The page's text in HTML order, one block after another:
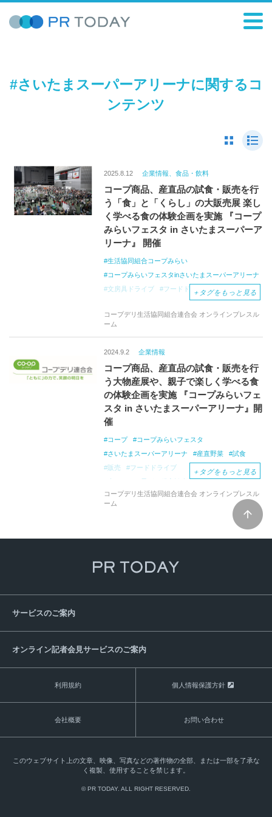
#さいたまスーパーアリーナに関するコ
ンテンツ
2025.8.12 企業情報、食品・飲料
コープ商品、産直品の試食・販売を行
う「食」と「くらし」の大販売展 楽し
く学べる食の体験企画を実施 『コープ
みらいフェスタ in さいたまスーパーア
リーナ』 開催
生活協同組合コープみらい
コープみらいフェスタinさいたまスーパーアリーナ
文房具ドライブ
フードドライブ
生協 宅配
＋ タグをもっと見る
コープデリ生活協同組合連合会 オンラインプレスル
ーム
2024.9.2 企業情報
コープ商品、産直品の試食・販売を行
う大物産展や、親子で楽しく学べる食
の体験企画を実施 『コープみらいフェ
スタ in さいたまスーパーアリーナ』開
催
コープ
コープみらいフェスタ
さいたまスーパーアリーナ
産直野菜
試食
販売
フードドライブ
＋ タグをもっと見る
コープデリ生活協同組合連合会 オンラインプレスル
ーム
サービスのご案内
オンライン記者会見サービスのご案内
利用規約 個人情報保護方針
会社概要 お問い合わせ
このウェブサイト上の文章、映像、写真などの著作物の全部、または一部を了承な
く複製、使用することを禁じます。
© PR TODAY. ALL RIGHT RESERVED.